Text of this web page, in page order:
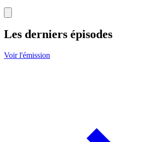
Les derniers épisodes
Voir l'émission